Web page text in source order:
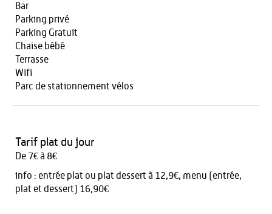
Bar
Parking privé
Parking Gratuit
Chaise bébé
Terrasse
Wifi
Parc de stationnement vélos
Tarif plat du jour
De 7€ à 8€
info : entrée plat ou plat dessert à 12,9€, menu (entrée,
plat et dessert) 16,90€